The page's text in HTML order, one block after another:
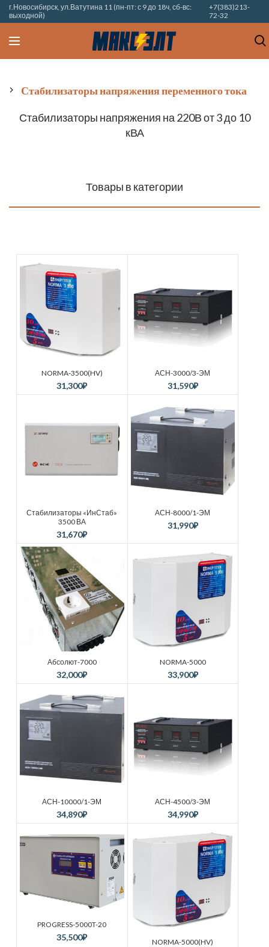
г.Новосибирск, ул.Ватутина 11 (пн-пт: с 9 до 18ч, сб-вс:
выходной)
+7(383)213-
72-32
Стабилизаторы напряжения переменного тока
Стабилизаторы напряжения на 220В от 3 до 10
кВА
Товары в категории
NORMA-3500(HV)
31,300₽
АСН-3000/3-ЭМ
31,590₽
Стабилизаторы «ИнСтаб»
3500 ВА
31,670₽
АСН-8000/1-ЭМ
31,990₽
Абсолют-7000
32,000₽
NORMA-5000
33,900₽
АСН-10000/1-ЭМ
34,890₽
АСН-4500/3-ЭМ
34,990₽
PROGRESS-5000T-20
35,500₽ NORMA-5000(HV)